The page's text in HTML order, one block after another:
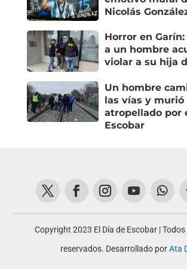
Nicolás
Horror en
a un hombre
violar a su hija
Un hombre
las vías y murió
atropellado por
Escobar
Copyright 2023 El Día de Escobar |
reservados. Desarrollado porAta